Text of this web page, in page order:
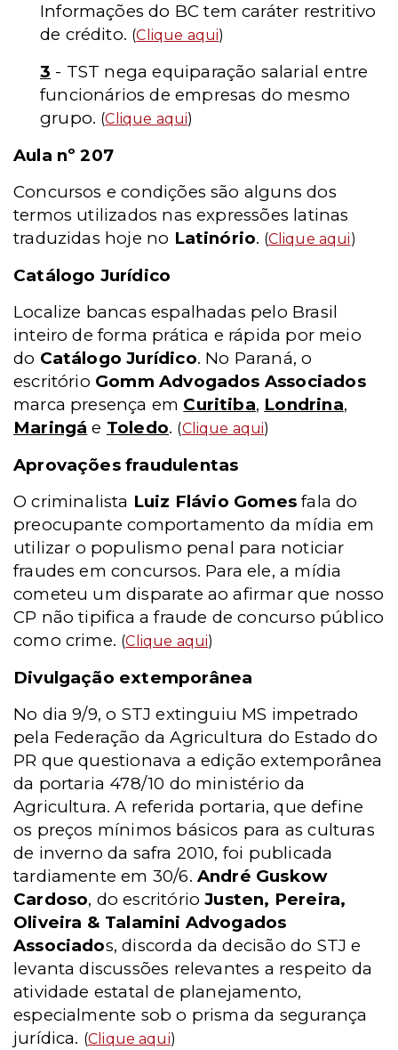
Informações do BC tem caráter restritivo
de crédito. (Clique aqui)
3 - TST nega equiparação salarial entre
funcionários de empresas do mesmo
grupo. (Clique aqui)
Aula nº 207
Concursos e condições são alguns dos
termos utilizados nas expressões latinas
traduzidas hoje no Latinório. (Clique aqui)
Catálogo Jurídico
Localize bancas espalhadas pelo Brasil
inteiro de forma prática e rápida por meio
do Catálogo Jurídico. No Paraná, o
escritório Gomm Advogados Associados
marca presença em Curitiba, Londrina,
Maringá e Toledo. (Clique aqui)
Aprovações fraudulentas
O criminalista Luiz Flávio Gomes fala do
preocupante comportamento da mídia em
utilizar o populismo penal para noticiar
fraudes em concursos. Para ele, a mídia
cometeu um disparate ao afirmar que nosso
CP não tipifica a fraude de concurso público
como crime. (Clique aqui)
Divulgação extemporânea
No dia 9/9, o STJ extinguiu MS impetrado
pela Federação da Agricultura do Estado do
PR que questionava a edição extemporânea
da portaria 478/10 do ministério da
Agricultura. A referida portaria, que define
os preços mínimos básicos para as culturas
de inverno da safra 2010, foi publicada
tardiamente em 30/6. André Guskow
Cardoso, do escritórioJusten, Pereira,
Oliveira & Talamini Advogados
Associados, discorda da decisão do STJ e
levanta discussões relevantes a respeito da
atividade estatal de planejamento,
especialmente sob o prisma da segurança
jurídica. (Clique aqui)